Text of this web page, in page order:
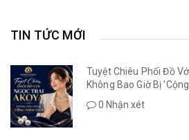
TIN TỨC MỚI
Tuyệt Chiêu Phối Đồ
Không Bao Giờ Bị
0 Nhận xét